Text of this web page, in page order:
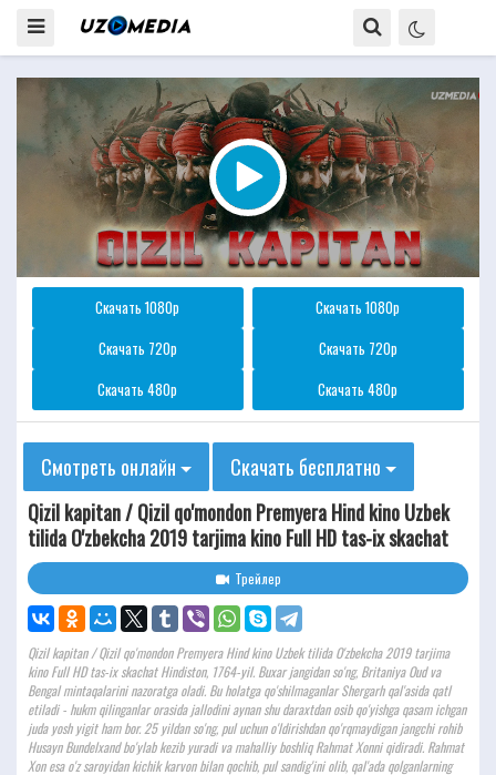
Скачать 1080p
Скачать 1080p
Скачать 720p
Скачать 720p
Скачать 480p
Скачать 480p
Смотреть онлайн
Скачать бесплатно
Qizil kapitan / Qizil qo'mondon Premyera Hind kino Uzbek
tilida O'zbekcha 2019 tarjima kino Full HD tas-ix skachat
Трейлер
Qizil kapitan / Qizil qo'mondon Premyera Hind kino Uzbek tilida O'zbekcha 2019 tarjima
kino Full HD tas-ix skachat Hindiston, 1764-yil. Buxar jangidan so'ng, Britaniya Oud va
Bengal mintaqalarini nazoratga oladi. Bu holatga qo'shilmaganlar Shergarh qal'asida qatl
etiladi - hukm qilinganlar orasida jallodini aynan shu daraxtdan osib qo'yishga qasam ichgan
juda yosh yigit ham bor. 25 yildan so'ng, pul uchun o'ldirishdan qo'rqmaydigan jangchi rohib
Husayn Bundelxand bo'ylab kezib yuradi va mahalliy boshliq Rahmat Xonni qidiradi. Rahmat
Xon esa o'z saroyidan kichik karvon bilan qochib, pul sandig'ini olib, qal'ada qolganlarning